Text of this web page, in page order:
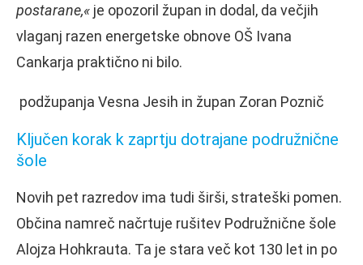
postarane,« je opozoril župan in dodal, da večjih
vlaganj razen energetske obnove OŠ Ivana
Cankarja praktično ni bilo.
podžupanja Vesna Jesih in župan Zoran Poznič
Ključen korak k zaprtju dotrajane podružnične
šole
Novih pet razredov ima tudi širši, strateški pomen.
Občina namreč načrtuje rušitev Podružnične šole
Alojza Hohkrauta. Ta je stara več kot 130 let in po